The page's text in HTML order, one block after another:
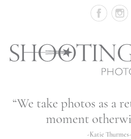
Vastasyntyneiden,
“We take photos as a
moment
-Katie Thurmes-